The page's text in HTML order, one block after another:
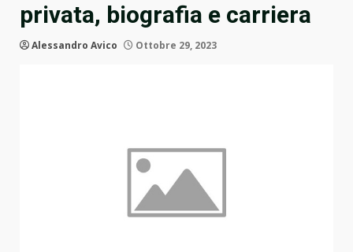
privata, biografia e carriera
Alessandro Avico Ottobre 29, 2023